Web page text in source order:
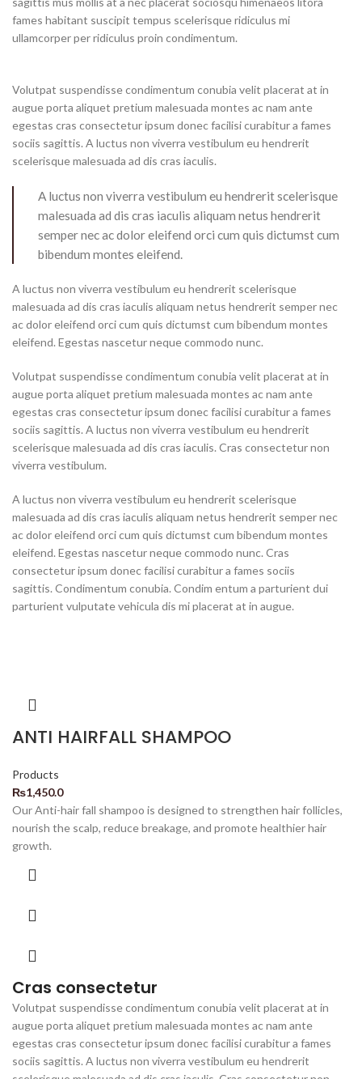
fames habitant suscipit tempus scelerisque ridiculus mi
ullamcorper per ridiculus proin condimentum.
Volutpat suspendisse condimentum conubia velit placerat at in
augue porta aliquet pretium malesuada montes ac nam ante
egestas cras consectetur ipsum donec facilisi curabitur a fames
sociis sagittis. A luctus non viverra vestibulum eu hendrerit
scelerisque malesuada ad dis cras iaculis.
A luctus non viverra vestibulum eu hendrerit scelerisque
malesuada ad dis cras iaculis aliquam netus hendrerit
semper nec ac dolor eleifend orci cum quis dictumst cum
bibendum montes eleifend.
A luctus non viverra vestibulum eu hendrerit scelerisque
malesuada ad dis cras iaculis aliquam netus hendrerit semper nec
ac dolor eleifend orci cum quis dictumst cum bibendum montes
eleifend. Egestas nascetur neque commodo nunc.
Volutpat suspendisse condimentum conubia velit placerat at in
augue porta aliquet pretium malesuada montes ac nam ante
egestas cras consectetur ipsum donec facilisi curabitur a fames
sociis sagittis. A luctus non viverra vestibulum eu hendrerit
scelerisque malesuada ad dis cras iaculis. Cras consectetur non
viverra vestibulum.
A luctus non viverra vestibulum eu hendrerit scelerisque
malesuada ad dis cras iaculis aliquam netus hendrerit semper nec
ac dolor eleifend orci cum quis dictumst cum bibendum montes
eleifend. Egestas nascetur neque commodo nunc. Cras
consectetur ipsum donec facilisi curabitur a fames sociis
sagittis. Condimentum conubia. Condim entum a parturient dui
parturient vulputate vehicula dis mi placerat at in augue.
ANTI HAIRFALL SHAMPOO
Products
₨1,450.0
Our Anti-hair fall shampoo is designed to strengthen hair follicles,
nourish the scalp, reduce breakage, and promote healthier hair
growth.
Cras consectetur
Volutpat suspendisse condimentum conubia velit placerat at in
augue porta aliquet pretium malesuada montes ac nam ante
egestas cras consectetur ipsum donec facilisi curabitur a fames
sociis sagittis. A luctus non viverra vestibulum eu hendrerit